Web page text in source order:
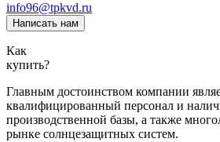
info96@tpkvd.ru
Написать нам
Как
купить?
Главным достоинством компании
квалифицированный персонал и
производственной базы, а также
рынке солнцезащитных систем.